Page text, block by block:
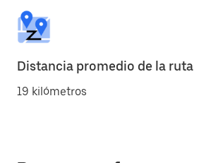
Distancia promedio de la ruta
19 kilómetros